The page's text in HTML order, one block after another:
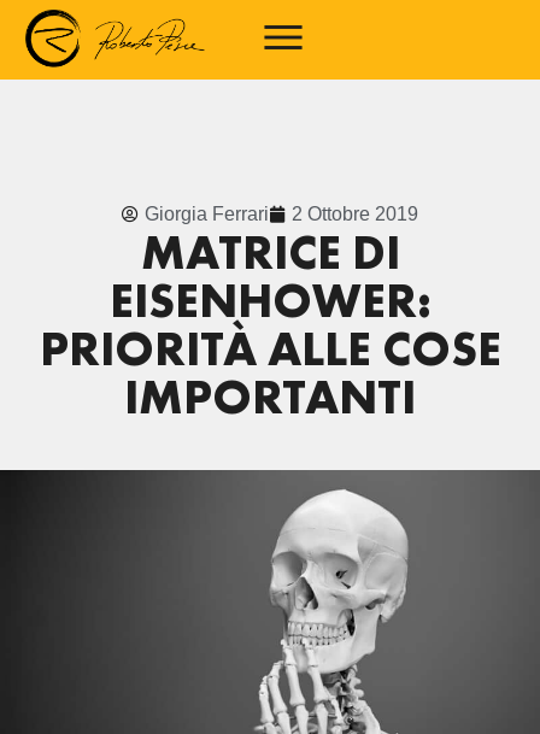
Giorgia Ferrari 2 Ottobre 2019
MATRICE DI
EISENHOWER:
PRIORITÀ ALLE COSE
IMPORTANTI